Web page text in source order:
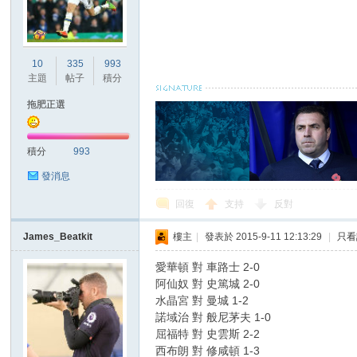
10
主題
335
帖子
993
積分
拖肥正選
積分 993
發消息
回復 支持 反對
James_Beatkit 樓主 發表於 2015-9-11 12:13:29 只
愛華頓 對 車路士 2-0
阿仙奴 對 史篤城 2-0
水晶宮 對 曼城 1-2
諾域治 對 般尼茅夫 1-0
屈福特 對 史雲斯 2-2
西布朗 對 修咸頓 1-3